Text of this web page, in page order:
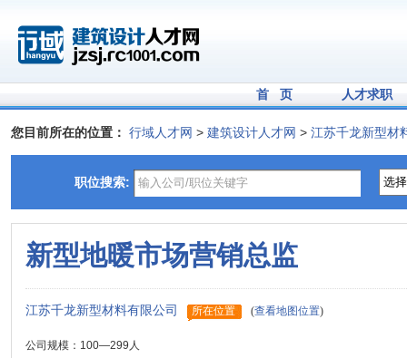
首 页 人才求职
您目前所在的位置： 行域人才网 > 建筑设计人才网 > 江苏千龙新型材
职位搜索:
新型地暖市场营销总监
江苏千龙新型材料有限公司 所在位置 (查看地图位置)
公司规模：100—299人